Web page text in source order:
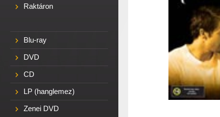
Raktáron
Blu-ray
DVD
CD
LP (hanglemez)
Zenei DVD